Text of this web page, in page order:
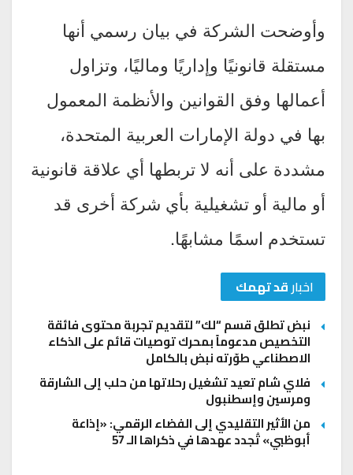
وأوضحت الشركة في بيان رسمي أنها
مستقلة قانونيًا وإداريًا وماليًا، وتزاول
أعمالها وفق القوانين والأنظمة المعمول
بها في دولة الإمارات العربية المتحدة،
مشددة على أنه لا تربطها أي علاقة قانونية
أو مالية أو تشغيلية بأي شركة أخرى قد
تستخدم اسمًا مشابهًا.
اخبارقد تهمك
نبض تطلق قسم “لك” لتقديم تجربة محتوى فائقة
التخصيص مدعوماً بمحرك توصيات قائم على الذكاء
الاصطناعي طوّرته نبض بالكامل
فلاي شام تعيد تشغيل رحلاتها من حلب إلى الشارقة
ومرسين وإسطنبول
من الأثير التقليدي إلى الفضاء الرقمي: «إذاعة
أبوظبي» تُجدد عهدها في ذكراها الـ 57